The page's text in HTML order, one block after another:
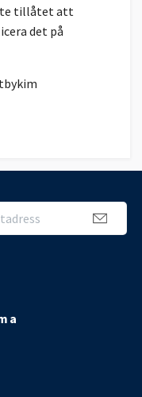
tillåtet att
det på